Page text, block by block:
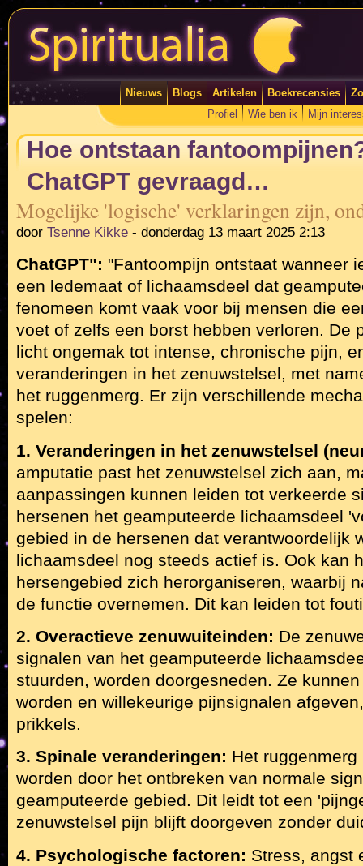
Nieuws Blogs Artikelen Boekrecensies
Profiel
Wie ben ik Mijn
Hoe ontstaan
ChatGPT gevraagd…
Mogelijke 'logische' verklaringen zijn,
door Tsenne Kikke - donderdag 13 maart 2025 2:13
ChatGPT": "Fantoompijn ontstaat wanneer
een ledemaat of lichaamsdeel dat
fenomeen komt vaak voor bij mensen die
voet of zelfs een borst hebben verloren. De
licht ongemak tot intense, chronische pijn,
veranderingen in het zenuwstelsel, met
het ruggenmerg. Er zijn verschillende
spelen:
1. Veranderingen in het zenuwstelsel
amputatie past het zenuwstelsel zich aan,
aanpassingen kunnen leiden tot verkeerde
hersenen het geamputeerde lichaamsdeel
gebied in de hersenen dat verantwoordelijk
lichaamsdeel nog steeds actief is. Ook kan
hersengebied zich herorganiseren, waarbij
de functie overnemen. Dit kan leiden tot
2. Overactieve zenuwuiteinden: De
signalen van het geamputeerde
stuurden, worden doorgesneden. Ze
worden en willekeurige pijnsignalen
prikkels.
3. Spinale veranderingen: Het
worden door het ontbreken van normale
geamputeerde gebied. Dit leidt tot een
zenuwstelsel pijn blijft doorgeven zonder
4. Psychologische factoren: Stress, angst